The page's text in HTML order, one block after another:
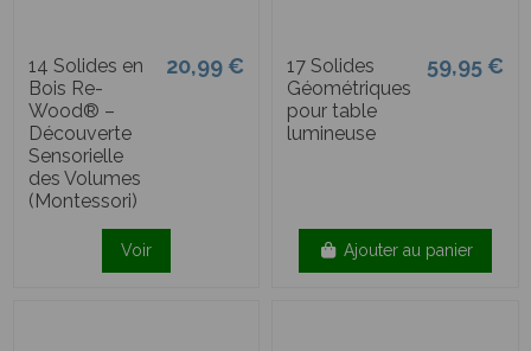
14 Solides en
Bois Re-
Wood® –
Découverte
Sensorielle
des Volumes
(Montessori)
20,99 €
Voir
17 Solides
Géométriques
pour table
lumineuse
59,95 €
Ajouter au panier